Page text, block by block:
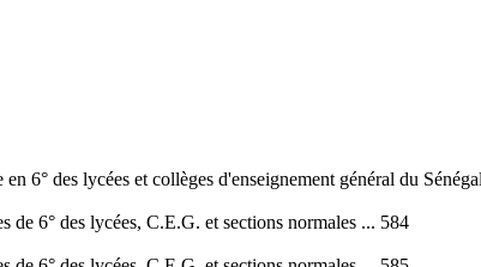
6° des lycées et collèges d'enseignement général du
6° des lycées, C.E.G. et sections normales ... 584